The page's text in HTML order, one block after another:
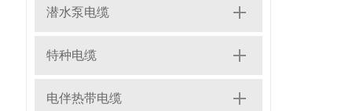
潜水泵电缆
特种电缆
电伴热带电缆